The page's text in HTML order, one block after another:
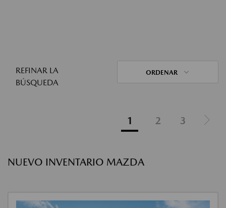
REFINAR LA
BÚSQUEDA
ORDENAR
1 2 3
NUEVO INVENTARIO MAZDA